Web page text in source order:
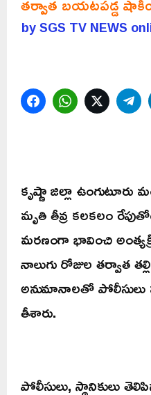
bySGS TV NEWS
FacebookWhatsAppTwitter
కృష్ణా జిల్లా
మృతి తీవ్ర కలకలం
మరణంగా భావించి
నాలుగు రోజుల తర్వాత
అనుమానాలతో పోలీసులు
తీశారు.
పోలీసులు, స్థానికులు